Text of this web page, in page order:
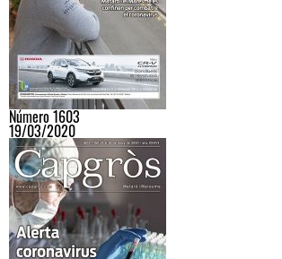
Número 1603
19/03/2020